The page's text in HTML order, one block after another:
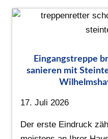
Eingangstreppe
sanieren mit
17. Juli 2026
Der erste Eindruck